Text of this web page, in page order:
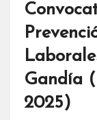
Gandía
2025)